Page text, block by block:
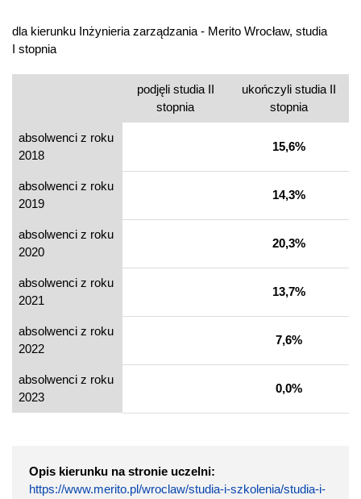
dla kierunku Inżynieria zarządzania - Merito Wrocław, studia
I stopnia
podjęli studia II
stopnia
ukończyli studia II
stopnia
absolwenci z roku
2018
15,6%
absolwenci z roku
2019
14,3%
absolwenci z roku
2020
20,3%
absolwenci z roku
2021
13,7%
absolwenci z roku
2022
7,6%
absolwenci z roku
2023
0,0%
Opis kierunku na stronie uczelni:
https://www.merito.pl/wroclaw/studia-i-szkolenia/studia-i-